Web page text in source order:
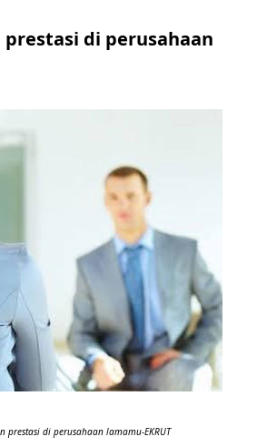
di perusahaan
prestasi di perusahaan lamamu-EKRUT